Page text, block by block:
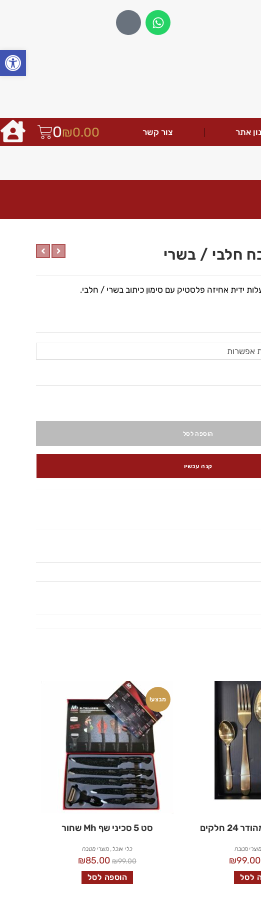
אתר צור קשר ₪0.00
0
אפשרות
הוספה לסל
קנה עכשיו
חלקים
מוצרי מטבח
₪99.00
לסל
מבצע!
סט 5 סכיני שף Mh שחור
כלי אוכל,מוצרי מטבח
₪99.00
₪85.00
הוספה לסל